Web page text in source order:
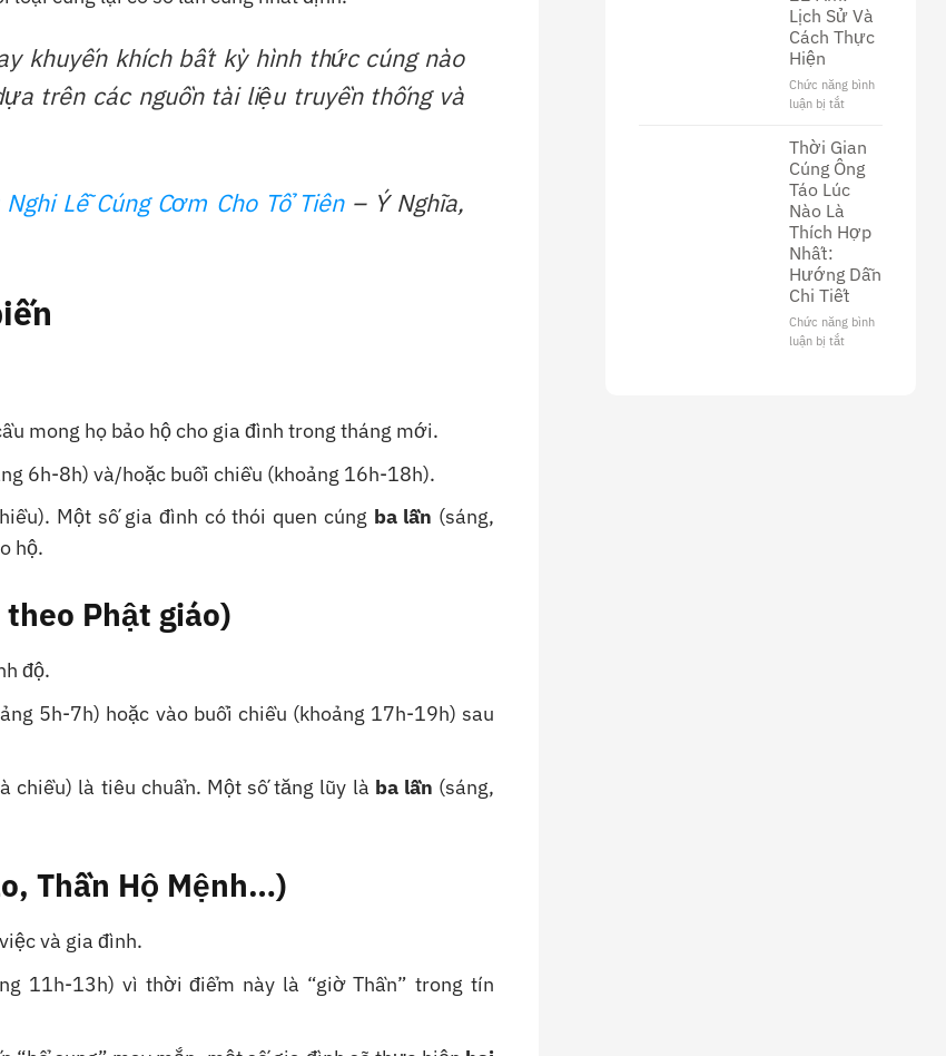
khuyến khích bất kỳ hình thức cúng nào
trên các nguồn tài liệu truyền thống và
Lễ Cúng Cơm Cho Tổ Tiên– Ý Nghĩa,
mong họ bảo hộ cho gia đình trong tháng mới.
6h-8h) và/hoặc buổi chiều (khoảng 16h-18h).
Một số gia đình có thói quen cúng ba lần (sáng,
hộ.
Phật giáo)
độ.
5h-7h) hoặc vào buổi chiều (khoảng 17h-19h) sau
chiều) là tiêu chuẩn. Một số tăng lũy là ba lần (sáng,
Thần Hộ Mệnh…)
và gia đình.
11h-13h) vì thời điểm này là “giờ Thần” trong tín
Lịch
Sử,
Hóa
Và
Trong
Tôn
Giáo
Lịch Sử Và
Cách Thực
Hiện
Chức năng bình
luận bị tắt
Gian
Ông
Công
22
Lịch
Sử
Cách
Thời Gian
Cúng Ông
Táo Lúc
Nào Là
Thích Hợp
Nhất:
Hướng Dẫn
Chi Tiết
Chức năng bình
luận bị tắt